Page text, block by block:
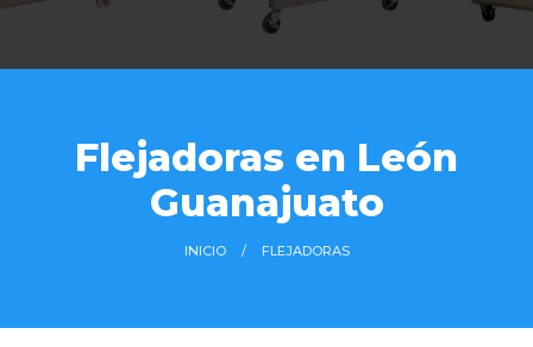
Flejadoras en León
Guanajuato
INICIO FLEJADORAS